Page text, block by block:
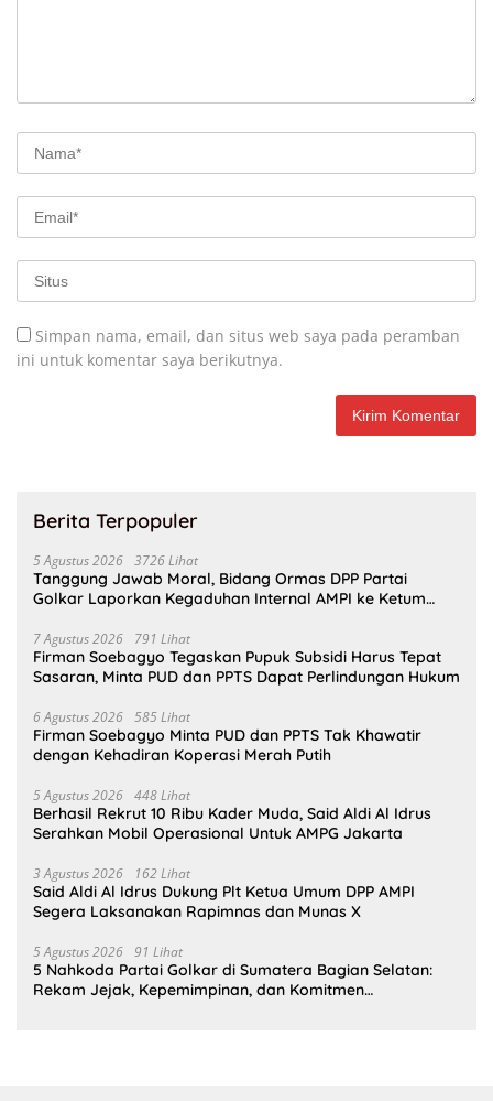
Simpan nama, email, dan situs web saya pada peramban
ini untuk komentar saya berikutnya.
Berita Terpopuler
5 Agustus 2026 3726 Lihat
Tanggung Jawab Moral, Bidang Ormas DPP Partai
Golkar Laporkan Kegaduhan Internal AMPI ke Ketum
7 Agustus 2026 791 Lihat
Firman Soebagyo Tegaskan Pupuk Subsidi Harus Tepat
Sasaran, Minta PUD dan PPTS Dapat Perlindungan Hukum
6 Agustus 2026 585 Lihat
Firman Soebagyo Minta PUD dan PPTS Tak Khawatir
dengan Kehadiran Koperasi Merah Putih
5 Agustus 2026 448 Lihat
Berhasil Rekrut 10 Ribu Kader Muda, Said Aldi Al Idrus
Serahkan Mobil Operasional Untuk AMPG Jakarta
3 Agustus 2026 162 Lihat
Said Aldi Al Idrus Dukung Plt Ketua Umum DPP AMPI
Segera Laksanakan Rapimnas dan Munas X
5 Agustus 2026 91 Lihat
5 Nahkoda Partai Golkar di Sumatera Bagian Selatan:
Rekam Jejak, Kepemimpinan, dan Komitmen